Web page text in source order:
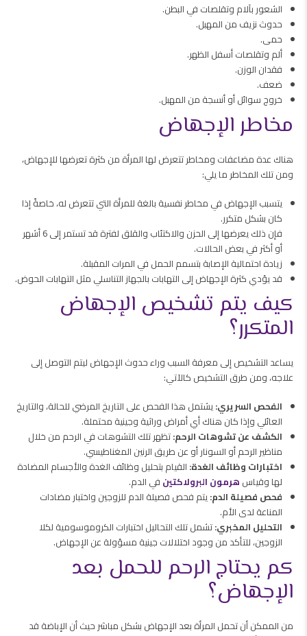
الشعور بآلام وتقلصات في البطن.
حدوث نزيف من المهبل.
حمى.
ألم وتقلصات أسفل الظهر.
فقدان الوزن.
ضعف.
خروج سوائل أو أنسجة من المهبل.
مخاطر الإجهاض
هناك عدة مضاعفات ومخاطر تتعرض لها المرأة من كثرة تعرضها للإجهاض،
ومن تلك المخاطر ما يلي:
يتسبب الإجهاض في مخاطر نفسية بالغة للمرأة التي تتعرض له، خاصةً إذا
كان بشكل متكرر.
فإن ذلك يعرضها إلى الحزن والاكتئاب والقلق لفترة قد تستمر إلى 6 أشهر
أو أكثر في بعض الحالات.
زيادة احتمالية الإصابة بتسمم الحمل في المرات المقبلة.
قد يؤدي كثرة الإجهاض إلى التهابات بالجهاز التناسلي مثل التهابات الحوض.
كيف يتم تشخيص الإجهاض
المتكرر؟
يساعد التشخيص إلى معرفة السبب وراء حدوث الإجهاض ليتم التوصل إلى
علاجه، ومن طرق التشخيص كالآتي:
الفحص السريري:يشتمل هذا الفحص على التاريخ المرضي للحالة، والتاريخ
العائلي وإذا كان هناك أي أمراض وراثية وجينية محتملة.
الكشف عن تشوهات الرحم:تظهر تلك التشوهات في الرحم من خلال
مناظير الرحم أو السونار أو عن طريق الرنين المغناطيسي.
اختبارات وظائف الغدة: القيام بتحليل وظائف الغدة والأجسام المضادة
لها وقياس هرمون البرولاكتين في الدم.
فحص فصيلة الدم:يتم فحص فصيلة الدم للزوجين واختبار مضادات
المناعة لدى الأم.
التحليل المخبري:تشمل تلك التحاليل اختبارات الكروموسومية لكلا
الزوجين، للتأكد من وجود اختلالات جينية مسؤولة عن الإجهاض.
كم يحتاج الرحم للحمل بعد
الإجهاض؟
من الممكن أن تحمل المرأة بعد الإجهاض بشكل مباشر حيث أن الإباضة قد